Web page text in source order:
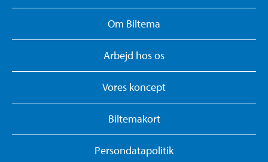
Om Biltema
Arbejd hos os
Vores koncept
Biltemakort
Persondatapolitik